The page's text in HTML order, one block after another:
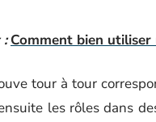
: Comment bien
tour à tour
les rôles dans